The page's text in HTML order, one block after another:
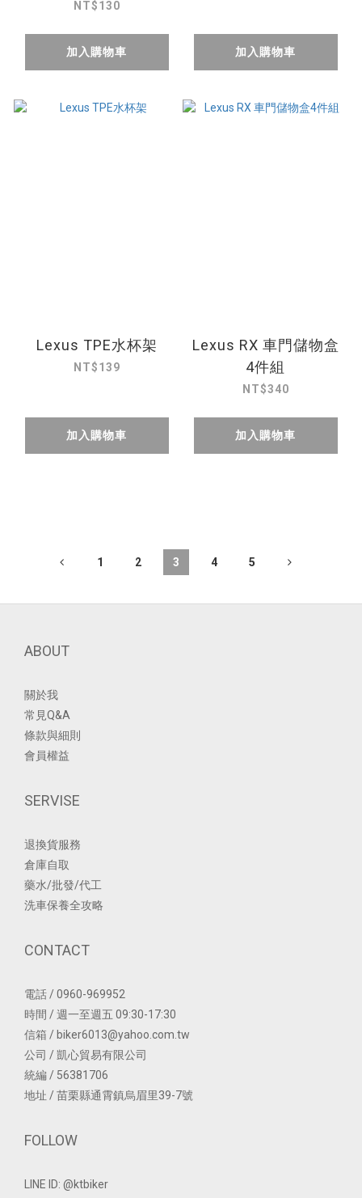
NT$130
加入購物車 加入購物車
Lexus TPE水杯架
NT$139
加入購物車
Lexus RX 車門儲物盒
4件組
NT$340
加入購物車
1 2 3 4 5
ABOUT
關於我
常見Q&A
條款與細則
會員權益
SERVISE
退換貨服務
倉庫自取
藥水/批發/代工
洗車保養全攻略
CONTACT
電話 / 0960-969952
時間 / 週一至週五 09:30-17:30
信箱 / biker6013@yahoo.com.tw
公司 / 凱心貿易有限公司
統編 / 56381706
地址 / 苗栗縣通霄鎮烏眉里39-7號
FOLLOW
LINE ID: @ktbiker